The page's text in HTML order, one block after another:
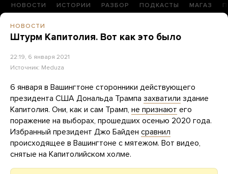
НОВОСТИ ИСТОРИИ РАЗБОР ПОДКАСТЫ МАГАЗ
НОВОСТИ
Штурм Капитолия. Вот как это было
22:19, 6 января 2021
Источник: Meduza
6 января в Вашингтоне сторонники действующего
президента США Дональда Трампа захватили здание
Капитолия. Они, как и сам Трамп, не признают его
поражение на выборах, прошедших осенью 2020 года.
Избранный президент Джо Байден сравнил
происходящее в Вашингтоне с мятежом. Вот видео,
снятые на Капитолийском холме.